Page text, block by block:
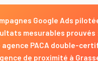
Google Ads
mesurables prouvés
agence PACA double-
de proximité à